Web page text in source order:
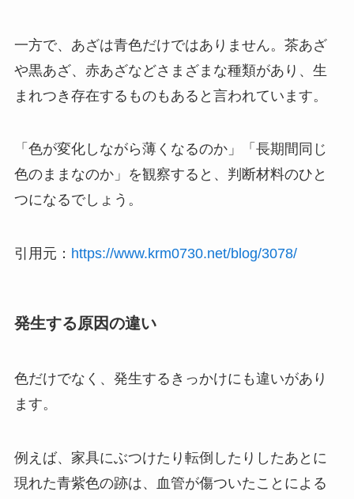
一方で、あざは青色だけではありません。茶あざ
や黒あざ、赤あざなどさまざまな種類があり、生
まれつき存在するものもあると言われています。
「色が変化しながら薄くなるのか」「長期間同じ
色のままなのか」を観察すると、判断材料のひと
つになるでしょう。
引用元： https://www.krm0730.net/blog/3078/
発生する原因の違い
色だけでなく、発生するきっかけにも違いがあり
ます。
例えば、家具にぶつけたり転倒したりしたあとに
現れた青紫色の跡は、血管が傷ついたことによる